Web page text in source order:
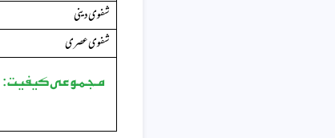
شفوی دینی
شفوی عصری
مجموعی کیفیت: